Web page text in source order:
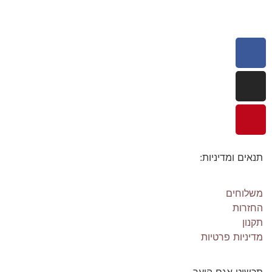
תנאים ומדיניות:
משלוחים
החזרות
תקנון
מדיניות פרטיות